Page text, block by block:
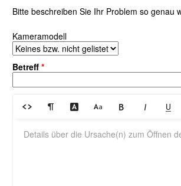
Bitte beschreiben Sie Ihr Problem so genau
Kameramodell
Betreff *